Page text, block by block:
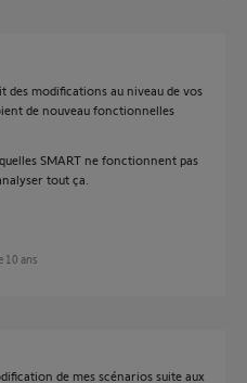
des modifications au niveau de vos
de nouveau fonctionnelles
SMART ne fonctionnent pas
tout ça.
10 ans
de mes scénarios suite aux